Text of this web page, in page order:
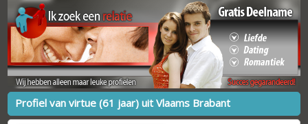
Profiel van virtue (61 jaar) uit Vlaams Brabant